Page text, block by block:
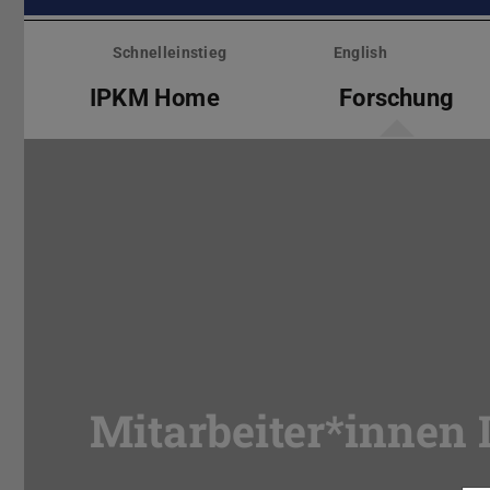
Menü
überspringenSchnelleinstieg English
IPKM Home Forschung
Mitarbeiter*innen